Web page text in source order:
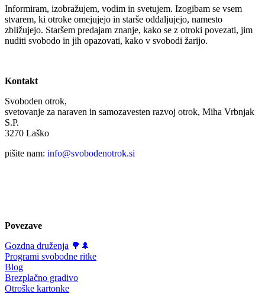
Informiram, izobražujem, vodim in svetujem. Izogibam se vsem
stvarem, ki otroke omejujejo in starše oddaljujejo, namesto
zbližujejo. Staršem predajam znanje, kako se z otroki povezati, jim
nuditi svobodo in jih opazovati, kako v svobodi žarijo.
Kontakt
Svoboden otrok,
svetovanje za naraven in samozavesten razvoj otrok, Miha Vrbnjak
S.P.
3270 Laško
pišite nam: info@svobodenotrok.si
Povezave
Gozdna druženja 🌳🌲
Programi svobodne ritke
Blog
Brezplačno gradivo
Otroške kartonke